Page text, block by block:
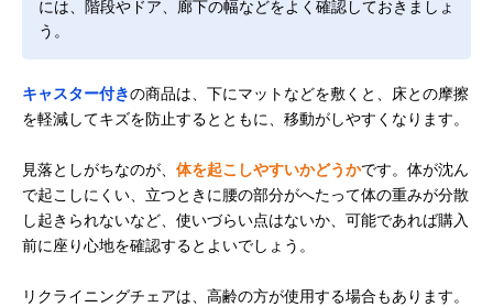
には、階段やドア、廊下の幅などをよく確認しておきましょ
う。
キャスター付きの商品は、下にマットなどを敷くと、床との摩擦
を軽減してキズを防止するとともに、移動がしやすくなります。
見落としがちなのが、 体を起こしやすいかどうかです。体が沈ん
で起こしにくい、立つときに腰の部分がへたって体の重みが分散
し起きられないなど、使いづらい点はないか、可能であれば購入
前に座り心地を確認するとよいでしょう。
リクライニングチェアは、高齢の方が使用する場合もあります。